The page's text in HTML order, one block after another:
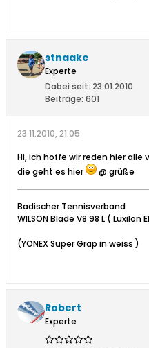
stnaake
Experte
Dabei seit: 23.01.2010
Beiträge: 601
23.11.2010, 21:05
Hi, ich hoffe wir reden hier
die geht es hier
@ grüße
Badischer Tennisverband
WILSON Blade V8 98 L (
(YONEX Super Grap in weiss )
Robert
Experte